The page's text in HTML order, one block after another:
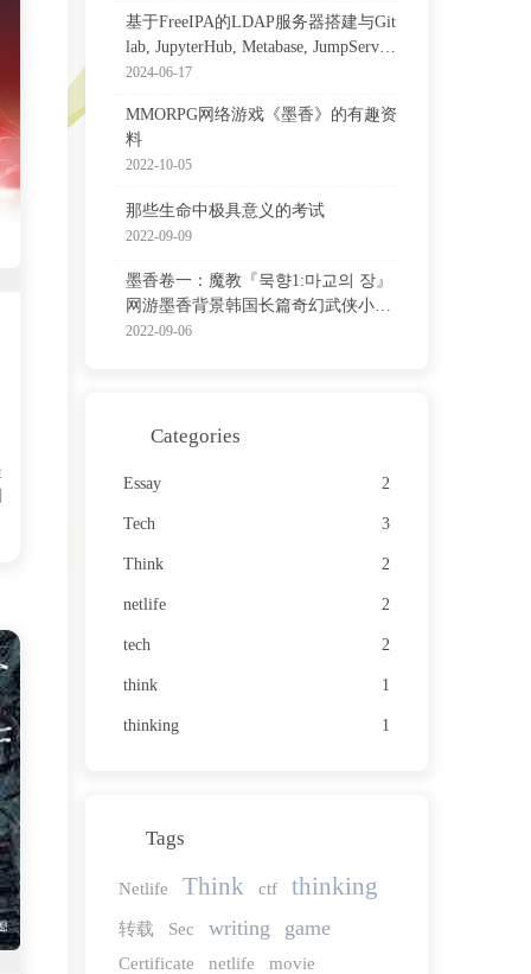
基于FreeIPA的LDAP服务器搭建与Git
lab, JupyterHub, Metabase, JumpServer
等集成配置
2024-06-17
MMORPG网络游戏《墨香》的有趣资
料
2022-10-05
那些生命中极具意义的考试
2022-09-09
墨香卷一：魔教『묵향1:마교의 장』
网游墨香背景韩国长篇奇幻武侠小说
非官方中译版
2022-09-06
Categories
Essay 2
Tech 3
Think 2
netlife 2
tech 2
think 1
thinking 1
Tags
Netlife Think ctf thinking
转载 Sec writing game
Certificate netlife movie